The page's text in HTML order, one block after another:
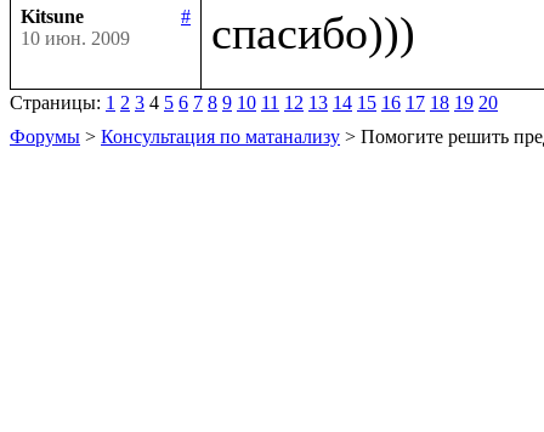
Kitsune
#
10 июн. 2009
Страницы: 1 2 3 4 5 6 7 8 9 10 11 12 13 14 15 16 17 18 19 20
Форумы > Консультация по матанализу > Помогите решить